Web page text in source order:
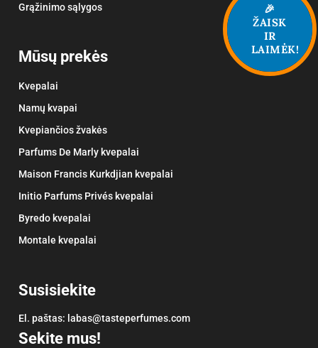
Grąžinimo sąlygos
Mūsų prekės
Kvepalai
Namų kvapai
Kvepiančios žvakės
Parfums De Marly kvepalai
Maison Francis Kurkdjian kvepalai
Initio Parfums Privés kvepalai
Byredo kvepalai
Montale kvepalai
Susisiekite
El. paštas: labas@tasteperfumes.com
Sekite mus!
🎉
ŽAISK
IR
LAIMĖK!